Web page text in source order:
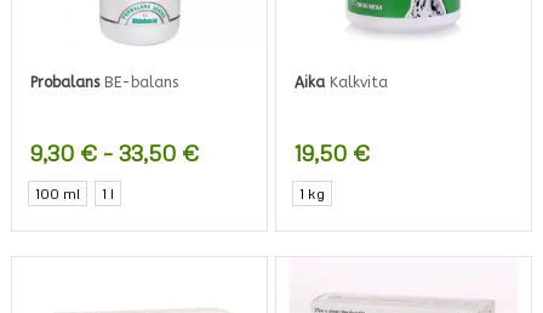
ProbalansBE-balans
9,30 € – 33,50 €Hintaluokka:
33,50 €
100 ml 1 l
on
Aika Kalkvita
19,50 €
1 kg